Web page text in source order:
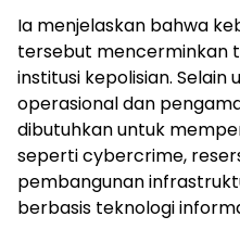
Ia menjelaskan bahwa
tersebut mencerminkan
institusi kepolisian. Selain
operasional dan
dibutuhkan untuk
seperti cybercrime,
pembangunan
berbasis teknologi